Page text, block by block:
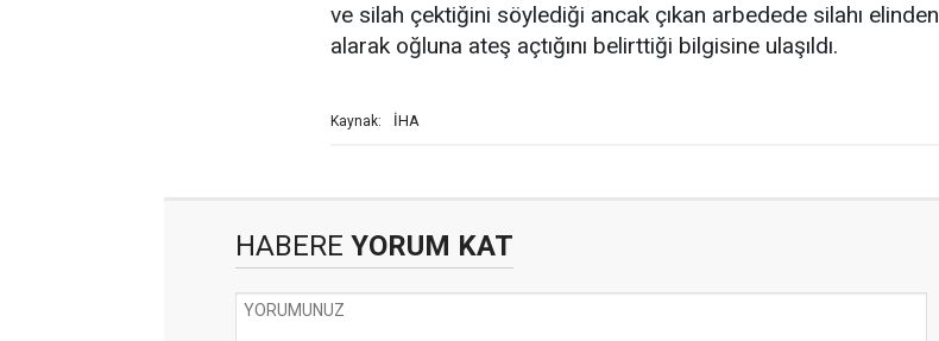
ve silah çektiğini söylediği ancak çıkan arbedede silahı elinden
alarak oğluna ateş açtığını belirttiği bilgisine ulaşıldı.
Kaynak: İHA
HABERE YORUM KAT